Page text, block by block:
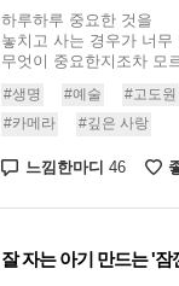
하루하루 중요한 것을
놓치고 사는 경우가 너무
무엇이 중요한지조차 모
#생명 #예술 #고도원
#카메라
#깊은 사랑
느낌한마디 46
잘 자는 아기 만드는 '잠